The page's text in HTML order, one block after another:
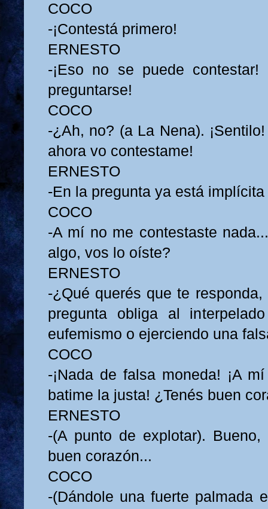
COCO
-¡Contestá primero!
ERNESTO
-¡Eso no se puede contestar!
preguntarse!
COCO
-¿Ah, no? (a La Nena).
ahora vo contestame!
ERNESTO
-En la pregunta ya está
COCO
-A mí no me contestaste
algo, vos lo oíste?
ERNESTO
-¿Qué querés que te
pregunta obliga al
eufemismo o ejerciendo una
COCO
-¡Nada de falsa moneda! ¡A
batime la justa! ¿Tenés buen
ERNESTO
-(A punto de explotar).
buen corazón...
COCO
-(Dándole una fuerte palmada